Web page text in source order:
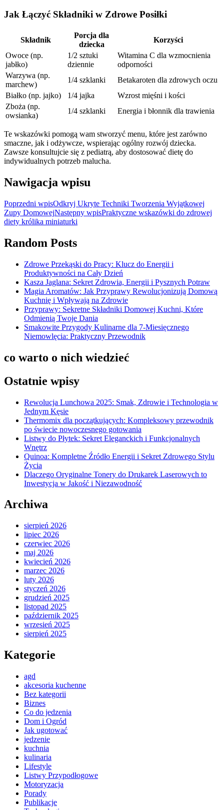
Jak Łączyć Składniki w Zdrowe Posiłki
Składnik
Porcja dla
dziecka
Korzyści
Owoce (np.
jabłko)
1/2 sztuki
dziennie
Witamina C dla wzmocnienia
odporności
Warzywa (np.
marchew)
1/4 szklanki
Betakaroten dla zdrowych oczu
Białko (np. jajko)
1/4 jajka
Wzrost mięśni i kości
Zboża (np.
owsianka)
1/4 szklanki Energia i błonnik dla trawienia
Te wskazówki pomogą wam stworzyć menu, które jest zarówno
smaczne, jak i odżywcze, wspierając ogólny rozwój dziecka.
Zawsze konsultujcie się z pediatrą, aby dostosować dietę do
indywidualnych potrzeb malucha.
Nawigacja wpisu
Poprzedni wpisOdkryj Ukryte Techniki Tworzenia Wyjątkowej
Zupy DomowejNastępny wpisPraktyczne wskazówki do zdrowej
diety królika miniaturki
Random Posts
Zdrowe Przekąski do Pracy: Klucz do Energii i
Produktywności na Cały Dzień
Kasza Jaglana: Sekret Zdrowia, Energii i Pysznych Potraw
Magia Aromatów: Jak Przyprawy Rewolucjonizują Domową
Kuchnię i Wpływają na Zdrowie
Przyprawy: Sekretne Składniki Domowej Kuchni, Które
Odmienią Twoje Dania
Smakowite Przygody Kulinarne dla 7-Miesięcznego
Niemowlęcia: Praktyczny Przewodnik
co warto o nich wiedzieć
Ostatnie wpisy
Rewolucja Lunchowa 2025: Smak, Zdrowie i Technologia w
Jednym Kęsie
Thermomix dla początkujących: Kompleksowy przewodnik
po świecie nowoczesnego gotowania
Listwy do Płytek: Sekret Eleganckich i Funkcjonalnych
Wnętrz
Quinoa: Kompletne Źródło Energii i Sekret Zdrowego Stylu
Życia
Dlaczego Oryginalne Tonery do Drukarek Laserowych to
Inwestycja w Jakość i Niezawodność
Archiwa
sierpień 2026
lipiec 2026
czerwiec 2026
maj 2026
kwiecień 2026
marzec 2026
luty 2026
styczeń 2026
grudzień 2025
listopad 2025
październik 2025
wrzesień 2025
sierpień 2025
Kategorie
agd
akcesoria kuchenne
Bez kategorii
Biznes
Co do jedzenia
Dom i Ogród
Jak ugotować
jedzenie
kuchnia
kulinaria
Lifestyle
Listwy Przypodłogowe
Motoryzacja
Porady
Publikacje